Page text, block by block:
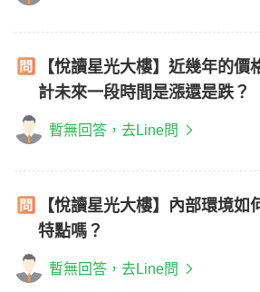
【悅讀星光大樓】近幾年的價
計未來一段時間是漲還是跌？
暫無回答，去Line問
【悅讀星光大樓】內部環境如
特點嗎？
暫無回答，去Line問